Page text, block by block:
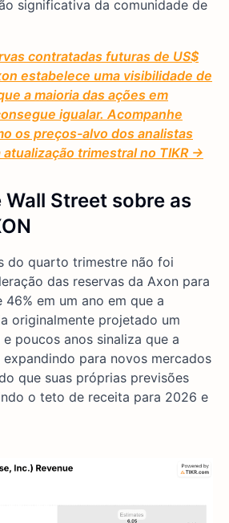
significativa da comunidade de
contratadas futuras de US$
estabelece uma visibilidade de
a maioria das ações em
igualar. Acompanhe
os preços-alvo dos analistas
trimestral no TIKR →
Street sobre as
do quarto trimestre não foi
das reservas da Axon para
em um ano em que a
originalmente projetado um
poucos anos sinaliza que a
para novos mercados
que suas próprias previsões
o teto de receita para 2026 e